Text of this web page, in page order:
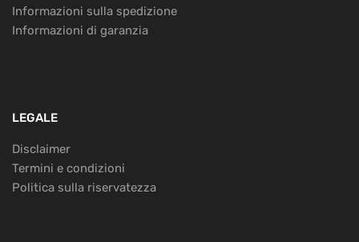
Informazioni sulla spedizione
Informazioni di garanzia
LEGALE
Disclaimer
Termini e condizioni
Politica sulla riservatezza